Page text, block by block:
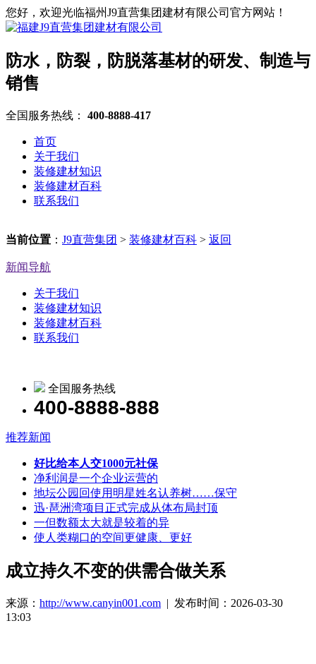
您好，欢迎光临福州J9直营集团建材有限公司官方网站！
防水，防裂，防脱落基材的研发、制造与
销售
全国服务热线： 400-8888-417
首页
关于我们
装修建材知识
装修建材百科
联系我们
当前位置 ： J9直营集团 > 装修建材百科 > 返回
新闻导航
关于我们
装修建材知识
装修建材百科
联系我们
全国服务热线
400-8888-888
推荐新闻
好比给本人交1000元社保
净利润是一个企业运营的
地坛公园回使用明星姓名认养树……保守
迅·琶洲湾项目正式完成从体布局封顶
一但数额太大就是较着的异
使人类糊口的空间更健康、更好
成立持久不变的供需合做关系
来源： http://www.canyin001.com | 发布时间：2026-03-30
13:03